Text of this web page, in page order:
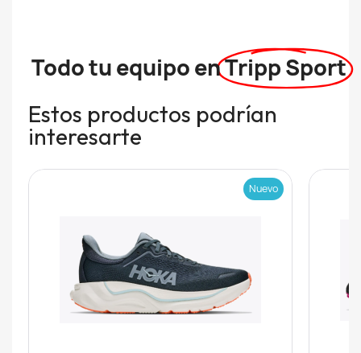
Todo tu equipo enTripp Sport
Estos productos podrían
interesarte
Nuevo